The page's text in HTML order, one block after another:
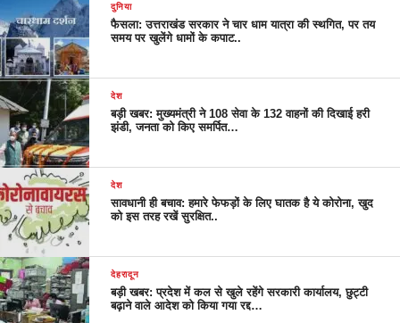
दुनिया
फैसला: उत्तराखंड सरकार ने चार धाम यात्रा की स्थगित, पर तय
समय पर खुलेंगे धामों के कपाट..
देश
बड़ी खबर: मुख्यमंत्री ने 108 सेवा के 132 वाहनों की दिखाई हरी
झंडी, जनता को किए समर्पित…
देश
सावधानी ही बचाव: हमारे फेफड़ों के लिए घातक है ये कोरोना, खुद
को इस तरह रखें सुरक्षित..
देहरादून
बड़ी खबर: प्रदेश में कल से खुले रहेंगे सरकारी कार्यालय, छुट्टी
बढ़ाने वाले आदेश को किया गया रद्द…